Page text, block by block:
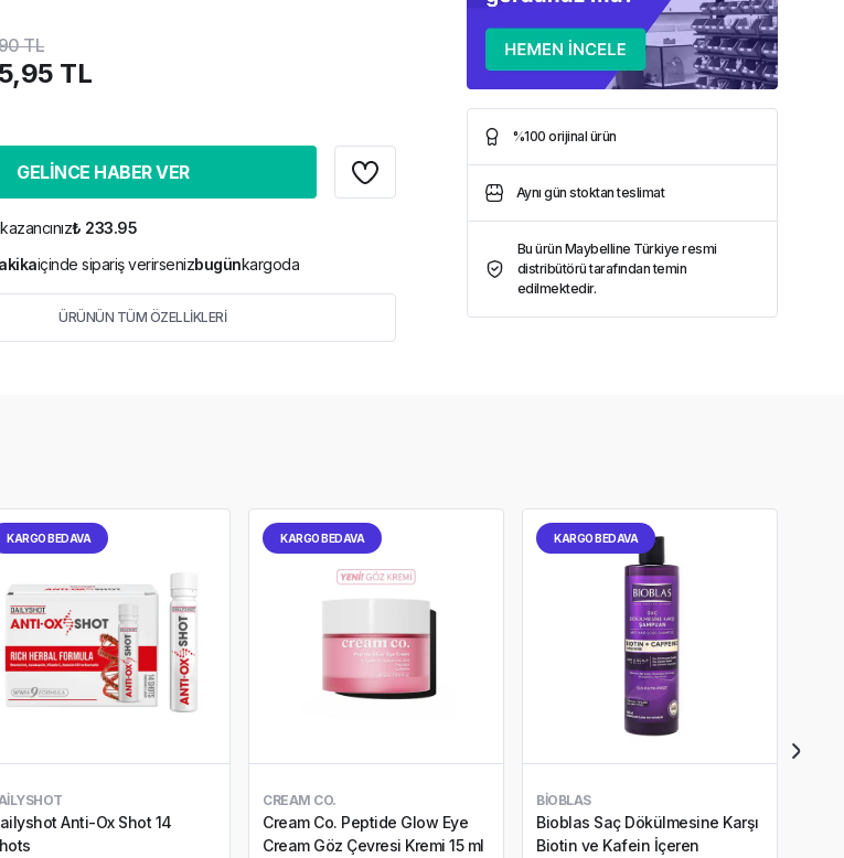
TL
TL
GELİNCE HABER VER
₺ 233.95
içinde sipariş verirsenizbugünkargoda
ÜRÜNÜN TÜM ÖZELLİKLERİ
%100 orijinal ürün
Aynı gün stoktan teslimat
Bu ürün Maybelline Türkiye resmi
distribütörü tarafından temin
edilmektedir.
KARGO BEDAVA
Anti-Ox Shot 14
KARGO BEDAVA
CREAM CO.
Cream Co. Peptide Glow Eye
Cream Göz Çevresi Kremi 15 ml
KARGO BEDAVA
BIOBLAS
Bioblas Saç Dökülmesine Karşı
Biotin ve Kafein İçeren